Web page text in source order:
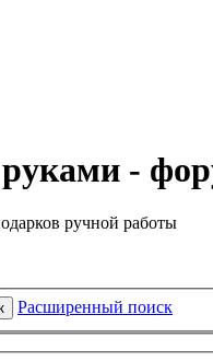
-
ручной работы
Расширенный поиск